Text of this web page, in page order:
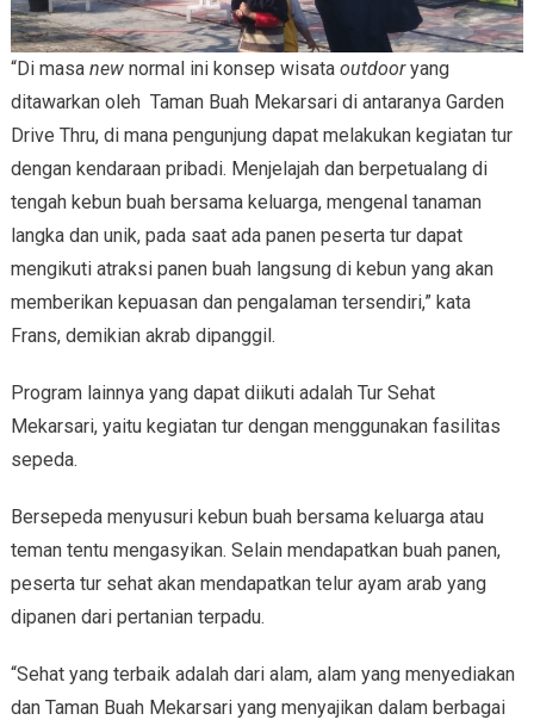
“Di masa new normal ini konsep wisata outdooryang
ditawarkan oleh Taman Buah Mekarsari di antaranya Garden
Drive Thru, di mana pengunjung dapat melakukan kegiatan tur
dengan kendaraan pribadi. Menjelajah dan berpetualang di
tengah kebun buah bersama keluarga, mengenal tanaman
langka dan unik, pada saat ada panen peserta tur dapat
mengikuti atraksi panen buah langsung di kebun yang akan
memberikan kepuasan dan pengalaman tersendiri,” kata
Frans, demikian akrab dipanggil.
Program lainnya yang dapat diikuti adalah Tur Sehat
Mekarsari, yaitu kegiatan tur dengan menggunakan fasilitas
sepeda.
Bersepeda menyusuri kebun buah bersama keluarga atau
teman tentu mengasyikan. Selain mendapatkan buah panen,
peserta tur sehat akan mendapatkan telur ayam arab yang
dipanen dari pertanian terpadu.
“Sehat yang terbaik adalah dari alam, alam yang menyediakan
dan Taman Buah Mekarsari yang menyajikan dalam berbagai